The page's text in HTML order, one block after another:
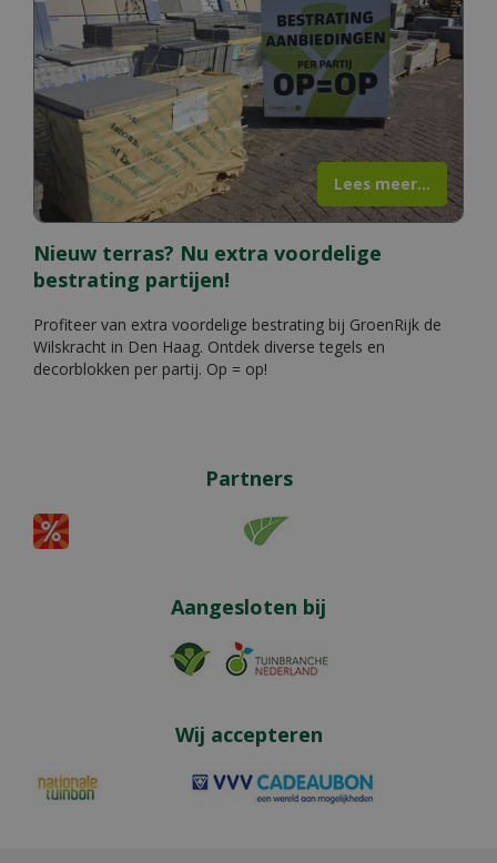
Nieuw terras? Nu extra voordelige
bestrating partijen!
Profiteer van extra voordelige bestrating bij GroenRijk de
Wilskracht in Den Haag. Ontdek diverse tegels en
decorblokken per partij. Op = op!
Lees meer...
Partners
Aangesloten bij
Wij accepteren